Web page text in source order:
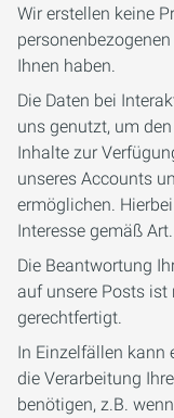
Wir erstellen keine
Ihnen haben.
Die Daten bei
uns genutzt, um
Inhalte zur
unseres Accounts
ermöglichen.
Interesse gemäß
Die Beantwortung
auf unsere Posts ist
gerechtfertigt.
In Einzelfällen kann
die Verarbeitung
benötigen, z.B.